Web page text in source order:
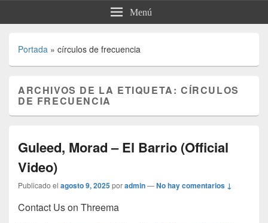
Menú
Portada » círculos de frecuencia
ARCHIVOS DE LA ETIQUETA:CÍRCULOS
DE FRECUENCIA
Guleed, Morad – El Barrio (Official
Video)
Publicado el agosto 9, 2025poradmin—No hay comentarios ↓
Contact Us on Threema